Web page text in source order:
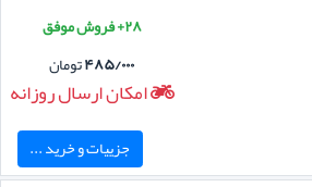
۲۸+ فروش موفق
۴۸۵/۰۰۰تومان
امکان ارسال روزانه
جزییات و خرید ...